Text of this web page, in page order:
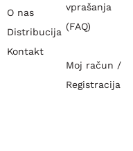
O nas
Distribucija
Kontakt
vprašanja
(FAQ)
Moj račun /
Registracija